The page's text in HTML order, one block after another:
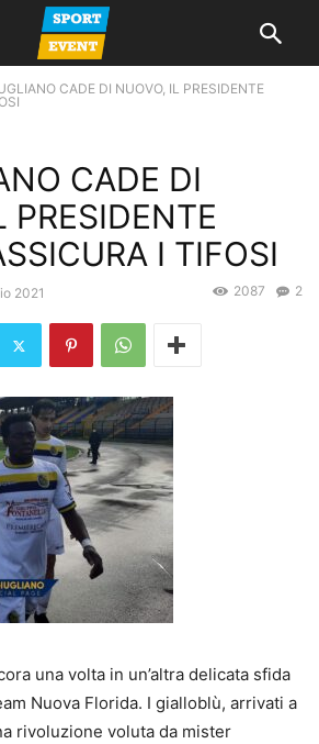
CADE DI NUOVO, IL PRESIDENTE
CADE DI
PRESIDENTE
I TIFOSI
2021 2
2087
una volta in un’altra delicata sfida
Nuova Florida. I gialloblù, arrivati a
rivoluzione voluta da mister